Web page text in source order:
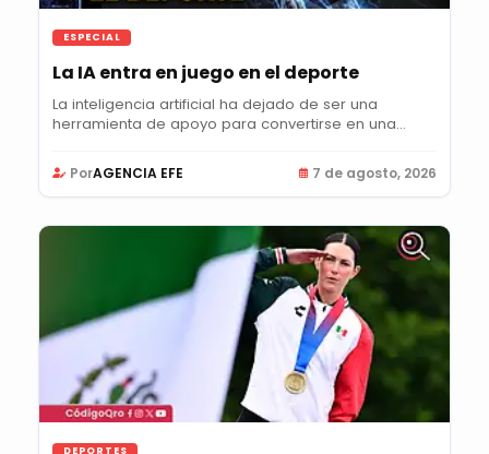
ESPECIAL
La IA entra en juego en el deporte
La inteligencia artificial ha dejado de ser una
herramienta de apoyo para convertirse en una...
PorAGENCIA EFE 7 de agosto, 2026
DEPORTES